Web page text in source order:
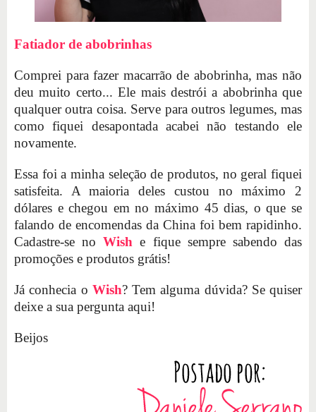
Fatiador de abobrinhas
Comprei para fazer macarrão de abobrinha, mas não
deu muito certo... Ele mais destrói a abobrinha que
qualquer outra coisa. Serve para outros legumes, mas
como fiquei desapontada acabei não testando ele
novamente.
Essa foi a minha seleção de produtos, no geral fiquei
satisfeita. A maioria deles custou no máximo 2
dólares e chegou em no máximo 45 dias, o que se
falando de encomendas da China foi bem rapidinho.
Cadastre-se noWish e fique sempre sabendo das
promoções e produtos grátis!
Já conhecia o Wish? Tem alguma dúvida? Se quiser
deixe a sua pergunta aqui!
Beijos